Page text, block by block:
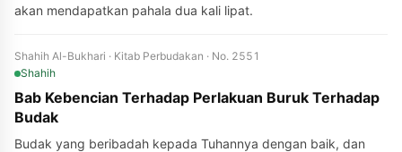
akan mendapatkan pahala dua kali lipat.
Shahih Al-Bukhari · Kitab Perbudakan · No. 2551
Shahih
Bab Kebencian Terhadap Perlakuan Buruk Terhadap
Budak
Budak yang beribadah kepada Tuhannya dengan baik, dan